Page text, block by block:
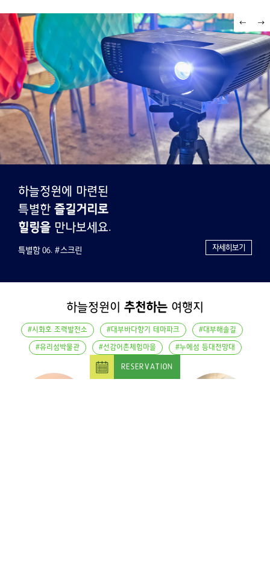
RESERVATION
하늘정원에 마련된
특별한 즐길거리로
힐링을 만나보세요.
특별함 07. #개별바베큐 자세히보기
하늘정원이 추천하는 여행지
#시화호 조력발전소 #대부바다향기 테마파크 #대부해솔길
#유리섬박물관 #선감어촌체험마을 #누에섬 등대전망대